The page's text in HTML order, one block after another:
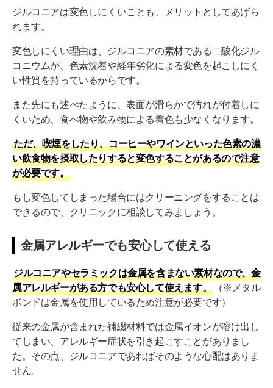
ジルコニアは変色しにくいことも、メリットとしてあげら
れます。
変色しにくい理由は、ジルコニアの素材である二酸化ジル
コニウムが、色素沈着や経年劣化による変色を起こしにく
い性質を持っているからです。
また先にも述べたように、表面が滑らかで汚れが付着しに
くいため、食べ物や飲み物による着色も少なくなります。
ただ、喫煙をしたり、コーヒーやワインといった色素の濃
い飲食物を摂取したりすると変色することがあるので注意
が必要です。
もし変色してしまった場合にはクリーニングをすることは
できるので、クリニックに相談してみましょう。
金属アレルギーでも安心して使える
ジルコニアやセラミックは金属を含まない素材なので、金
属アレルギーがある方でも安心して使えます。
（※メタル
ボンドは金属を使用しているため注意が必要です）
従来の金属が含まれた補綴材料では金属イオンが溶け出し
てしまい、アレルギー症状を引き起こすことがありまし
た。その点、ジルコニアであればそのような心配はありま
せん。